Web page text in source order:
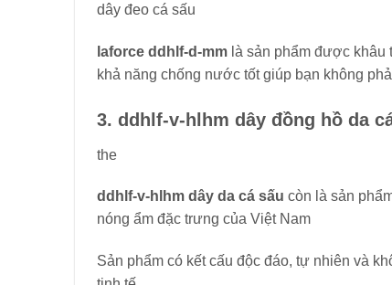
dây đeo cá sấu
laforce ddhlf-d-mm là sản phẩm được khâu
khả năng chống nước tốt giúp bạn không
3. ddhlf-v-hlhm dây đồng hồ da
the
ddhlf-v-hlhm dây da cá sấu còn là sản
nóng ẩm đặc trưng của Việt Nam
Sản phẩm có kết cấu độc đáo, tự nhiên và